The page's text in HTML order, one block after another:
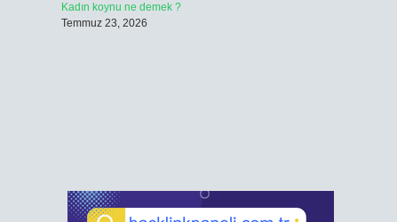
Kadın koynu ne demek ?
Temmuz 23, 2026